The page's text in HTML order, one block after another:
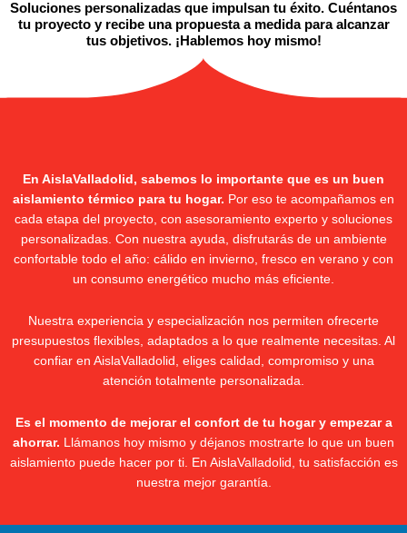
Soluciones personalizadas que impulsan tu éxito. Cuéntanos
tu proyecto y recibe una propuesta a medida para alcanzar
tus objetivos. ¡Hablemos hoy mismo!
En AislaValladolid, sabemos lo importante que es un buen
aislamiento térmico para tu hogar. Por eso te acompañamos en
cada etapa del proyecto, con asesoramiento experto y soluciones
personalizadas. Con nuestra ayuda, disfrutarás de un ambiente
confortable todo el año: cálido en invierno, fresco en verano y con
un consumo energético mucho más eficiente.
Nuestra experiencia y especialización nos permiten ofrecerte
presupuestos flexibles, adaptados a lo que realmente necesitas. Al
confiar en AislaValladolid, eliges calidad, compromiso y una
atención totalmente personalizada.
Es el momento de mejorar el confort de tu hogar y empezar a
ahorrar. Llámanos hoy mismo y déjanos mostrarte lo que un buen
aislamiento puede hacer por ti. En AislaValladolid, tu satisfacción es
nuestra mejor garantía.